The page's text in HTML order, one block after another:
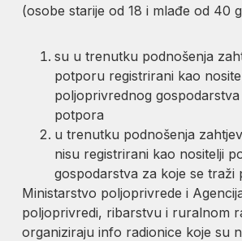
(osobe starije od 18 i mlađe od 40
su u trenutku podnošenja
potporu registrirani kao
poljoprivrednog
potpora
u trenutku podnošenja
nisu registrirani kao nositelji
gospodarstva za koje se traži
Ministarstvo poljoprivrede i
poljoprivredi, ribarstvu i ruralnom
organiziraju info radionice koje su